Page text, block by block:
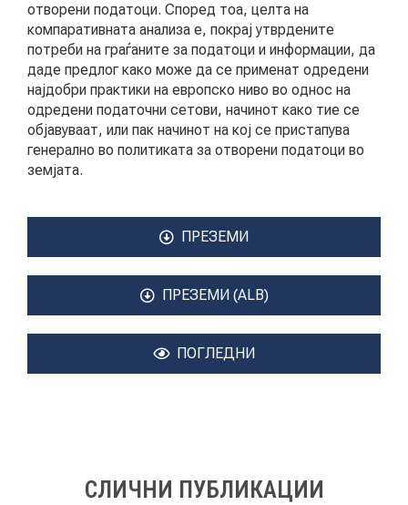
ГАЛЕРИЈА
ВИДЕО
КОНТАКТ
отворени податоци. Според тоа, целта на
компаративната анализа е, покрај утврдените
потреби на граѓаните за податоци и информации, да
даде предлог како може да се применат одредени
најдобри практики на европско ниво во однос на
одредени податочни сетови, начинот како тие се
објавуваат, или пак начинот на кој се пристапува
генерално во политиката за отворени податоци во
земјата.
ПРЕЗЕМИ
ПРЕЗЕМИ (ALB)
ПОГЛЕДНИ
СЛИЧНИ ПУБЛИКАЦИИ